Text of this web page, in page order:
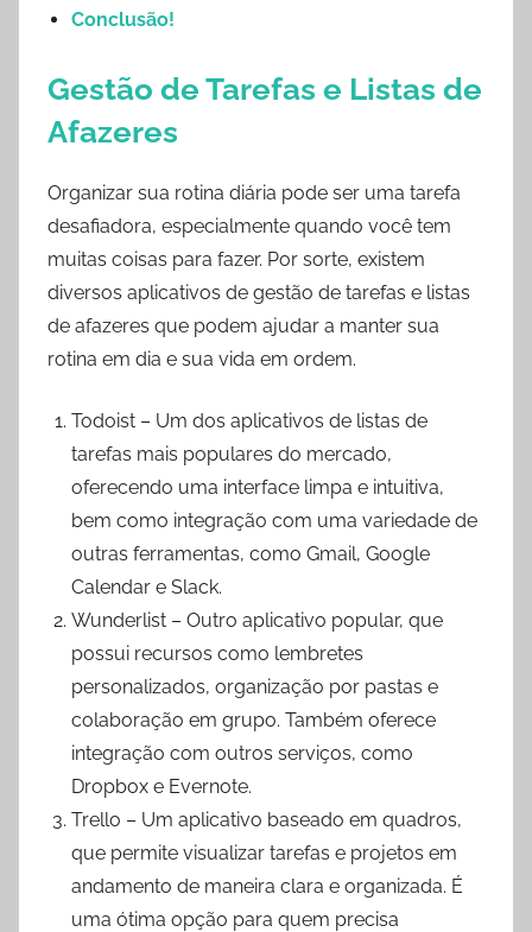
Conclusão!
Gestão de Tarefas e Listas de
Afazeres
Organizar sua rotina diária pode ser uma tarefa
desafiadora, especialmente quando você tem
muitas coisas para fazer. Por sorte, existem
diversos aplicativos de gestão de tarefas e listas
de afazeres que podem ajudar a manter sua
rotina em dia e sua vida em ordem.
Todoist – Um dos aplicativos de listas de
tarefas mais populares do mercado,
oferecendo uma interface limpa e intuitiva,
bem como integração com uma variedade de
outras ferramentas, como Gmail, Google
Calendar e Slack.
Wunderlist – Outro aplicativo popular, que
possui recursos como lembretes
personalizados, organização por pastas e
colaboração em grupo. Também oferece
integração com outros serviços, como
Dropbox e Evernote.
Trello – Um aplicativo baseado em quadros,
que permite visualizar tarefas e projetos em
andamento de maneira clara e organizada. É
uma ótima opção para quem precisa